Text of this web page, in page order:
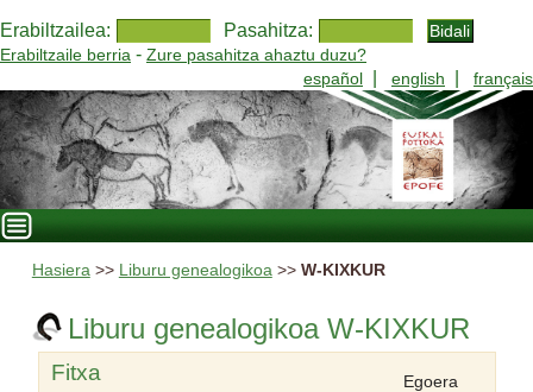
Erabiltzailea: Pasahitza:
Erabiltzaile berria - Zure pasahitza ahaztu duzu?
español
english français
Hasiera>> Liburu genealogikoa>> W-KIXKUR
Liburu genealogikoa W-KIXKUR
Fitxa
Egoera